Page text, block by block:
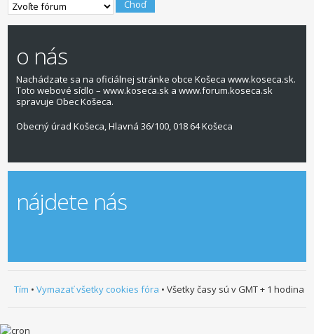
o nás
Nachádzate sa na oficiálnej stránke obce Košeca www.koseca.sk.
Toto webové sídlo – www.koseca.sk a www.forum.koseca.sk
spravuje Obec Košeca.
Obecný úrad Košeca, Hlavná 36/100, 018 64 Košeca
nájdete nás
Tím • Vymazať všetky cookies fóra • Všetky časy sú v GMT + 1 hodina